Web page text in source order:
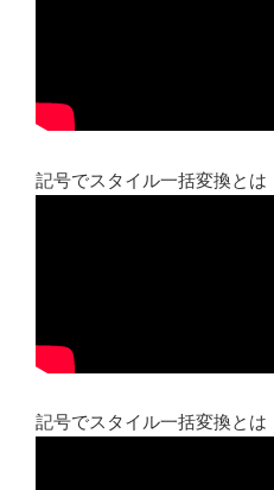
記号でスタイル一括変換とは
記号でスタイル一括変換とは